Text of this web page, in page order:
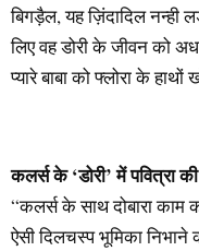
बिगड़ैल, यह ज़िंदादिल नन्ही
लिए वह डोरी के जीवन को
प्यारे बाबा को फ्लोरा के
कलर्स के ‘डोरी’ में पवित्रा
“कलर्स के साथ दोबारा
ऐसी दिलचस्प भूमिका